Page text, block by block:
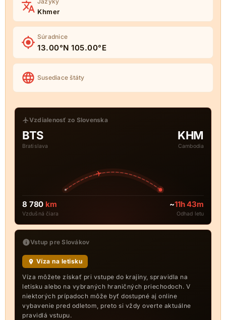
Khmer
Súradnice
13.00°N 105.00°E
Susediace štáty
Vzdialenosť zo Slovenska
BTS
Bratislava
KHM
Cambodia
8 780 km
Vzdušná čiara
~11h 43m
Odhad letu
Vstup pre Slovákov
Víza na letisku
Víza môžete získať pri vstupe do krajiny, spravidla na
letisku alebo na vybraných hraničných priechodoch. V
niektorých prípadoch môže byť dostupné aj online
vybavenie pred odletom, preto si vždy overte aktuálne
pravidlá vstupu.